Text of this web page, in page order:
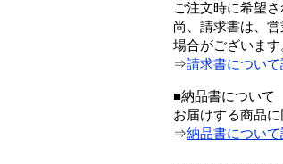
ご注文時に希望
尚、請求書は、
場合がございます
⇒請求書につい
■納品書について
お届けする商品に
⇒納品書につい